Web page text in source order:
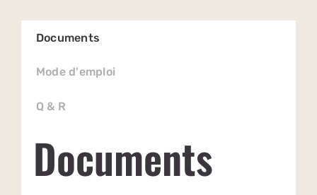
Documents
Mode d'emploi
Q & R
Documents